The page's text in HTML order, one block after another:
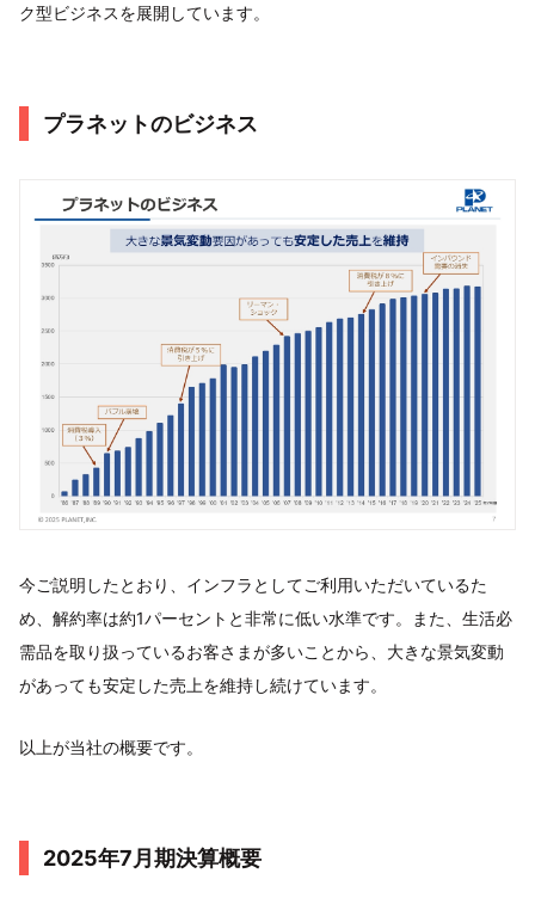
ク型ビジネスを展開しています。
プラネットのビジネス
今ご説明したとおり、インフラとしてご利用いただいているた
め、解約率は約1パーセントと非常に低い水準です。また、生活必
需品を取り扱っているお客さまが多いことから、大きな景気変動
があっても安定した売上を維持し続けています。
以上が当社の概要です。
2025年7月期決算概要